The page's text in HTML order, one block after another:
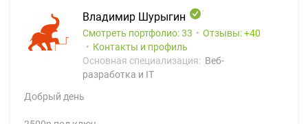
Владимир Шурыгин
Смотреть портфолио: 33 Отзывы:
40
Контакты и профиль
Основная специализация: Веб-
разработка и IT
Добрый день